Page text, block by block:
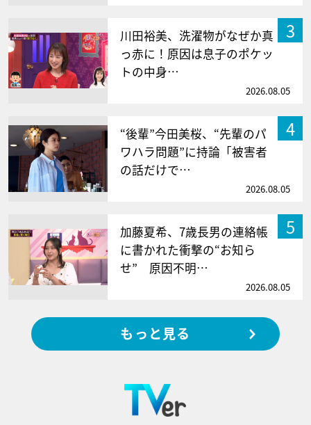
3
川田裕美、洗濯物がなぜか真
っ赤に！原因は息子のポケッ
トの中身…
2026.08.05
4
“後輩”今田美桜、“先輩のパ
ワハラ問題”に持論「被害者
の話だけで…
2026.08.05
5
加藤夏希、7歳長男の連絡帳
に書かれた衝撃の“お知ら
せ” 原因不明…
2026.08.05
もっと見る